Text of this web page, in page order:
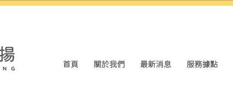
首頁 關於我們 最新消息 服務據點